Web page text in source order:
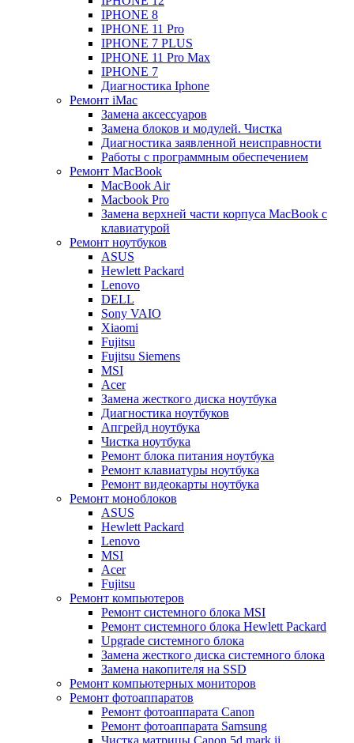
IPHONE 8
IPHONE 11 Pro
IPHONE 7 PLUS
IPHONE 11 Pro Max
IPHONE 7
Диагностика Iphone
Ремонт iMac
Замена аксессуаров
Замена блоков и модулей. Чистка
Диагностика заявленной неисправности
Работы с программным обеспечением
Ремонт MacBook
MacBook Air
Macbook Pro
Замена верхней части корпуса MacBook с
клавиатурой
Ремонт ноутбуков
ASUS
Hewlett Packard
Lenovo
DELL
Sony VAIO
Xiaomi
Fujitsu
Fujitsu Siemens
MSI
Acer
Замена жесткого диска ноутбука
Диагностика ноутбуков
Апгрейд ноутбука
Чистка ноутбука
Ремонт блока питания ноутбука
Ремонт клавиатуры ноутбука
Ремонт видеокарты ноутбука
Ремонт моноблоков
ASUS
Hewlett Packard
Lenovo
MSI
Acer
Fujitsu
Ремонт компьютеров
Ремонт системного блока MSI
Ремонт системного блока Hewlett Packard
Upgrade системного блока
Замена жесткого диска системного блока
Замена накопителя на SSD
Ремонт компьютерных мониторов
Ремонт фотоаппаратов
Ремонт фотоаппарата Canon
Ремонт фотоаппарата Samsung
Чистка матрицы Canon 5d mark ii